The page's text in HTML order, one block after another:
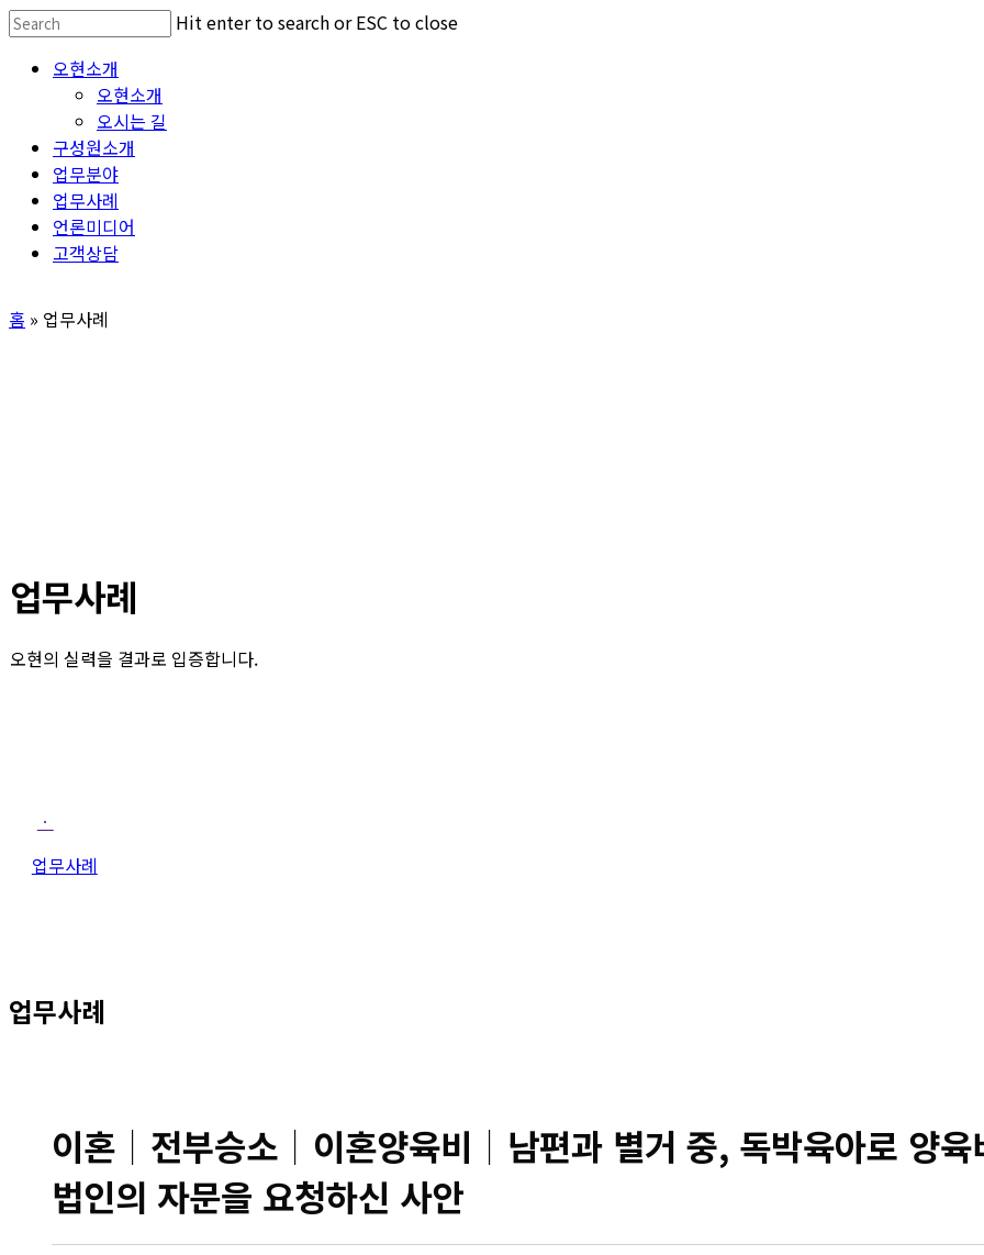
Skip
main
Hit enter to search or ESC to close
Search
Menu 오현소개
오현소개
오시는 길
구성원소개
업무분야
업무사례
언론미디어
고객상담
홈 » 업무사례
업무사례
오현의 실력을 결과로 입증합니다.
ㆍ
업무사례
업무사례
이혼│전부승소│이혼양육비│남편과 별거 중, 독박육아로 양육
법인의 자문을 요청하신 사안